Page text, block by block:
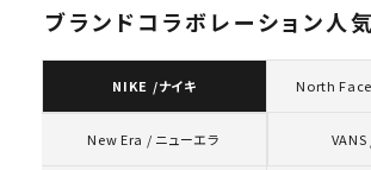
ブランドコラボレーション人
NIKE /ナイキ North
New Era / ニューエラ VANS